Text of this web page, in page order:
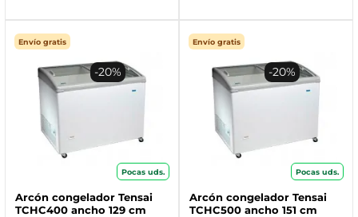
Pocas uds.
Envío gratis
Arcón congelador Tensai
TCHC400 ancho 129 cm
-20%
Pocas uds.
Envío gratis
Arcón congelador Tensai
TCHC500 ancho 151 cm
-20%